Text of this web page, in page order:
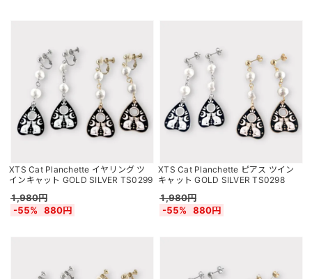
XTS Cat Planchette イヤリング ツ
インキャット GOLD SILVER TS0299
1,980円
-55%
880円
XTS Cat Planchette ピアス ツイン
キャット GOLD SILVER TS0298
1,980円
-55%
880円